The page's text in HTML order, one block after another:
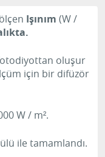
Işınım (W /
oluşur
için bir difüzör
W / m².
ile tamamlandı.